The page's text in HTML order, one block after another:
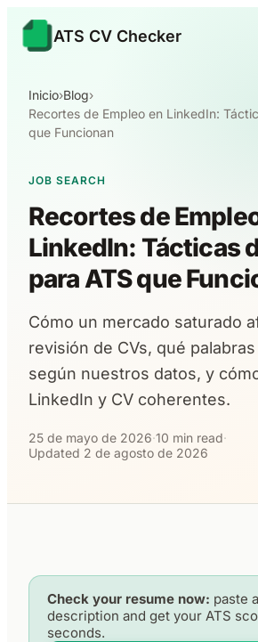
ATS CV Checker
Inicio›Blog›
Recortes de Empleo en LinkedIn:
que Funcionan
JOB SEARCH
Recortes de
LinkedIn: Tácticas
para ATS que
Cómo un mercado saturado
revisión de CVs, qué
según nuestros datos, y
LinkedIn y CV coherentes.
25 de mayo de 2026·10 min read·
Updated 2 de agosto de 2026
Check your resume now: paste
description and get your ATS
seconds.